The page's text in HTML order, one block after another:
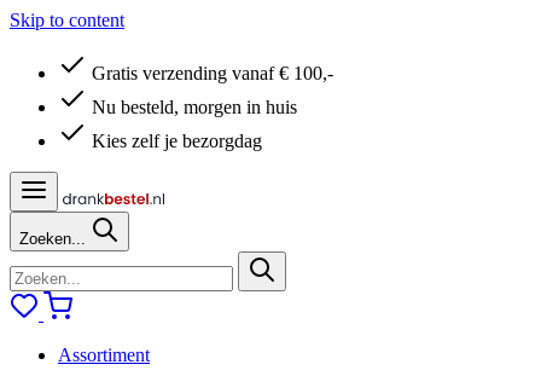
Skip to content
Gratis verzending vanaf € 100,-
Nu besteld, morgen in huis
Kies zelf je bezorgdag
Zoeken...
Assortiment